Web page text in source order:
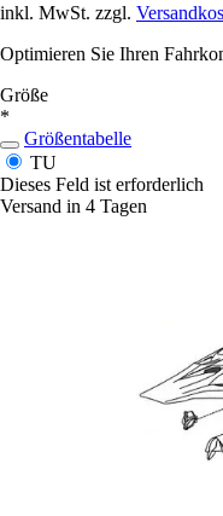
inkl. MwSt. zzgl.
Optimieren Sie Ihren
Größe
*
Größentabelle
TU
Dieses Feld ist erforderlich
Versand in 4 Tagen